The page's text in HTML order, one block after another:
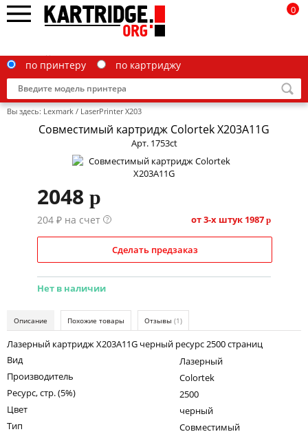
Canon
Epson
IBM
Kodak
Konica Minolta
Lexmark
по принтеру по картриджу
0
Вы здесь: Lexmark / LaserPrinter X203
Совместимый картридж Colortek X203A11G
Арт. 1753ct
2048 p
204 ₽ на счет ? от 3-х штук 1987 p
Сделать предзаказ
Нет в наличии
Описание Похожие товары Отзывы (1)
Лазерный картридж X203A11G черный ресурс 2500 страниц
Вид
Лазерный
Производитель
Colortek
Ресурс, стр. (5%)
2500
Цвет
черный
Тип
Совместимый